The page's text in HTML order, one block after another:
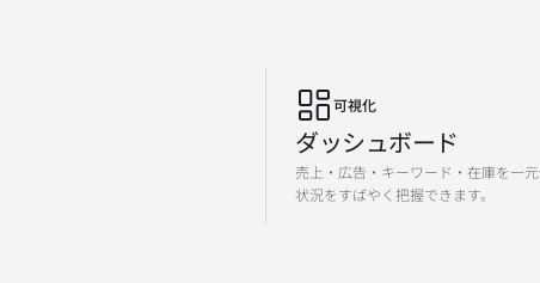
可視化
ダッシュボード
売上・広告・キーワード・在庫を一元
状況をすばやく把握できます。